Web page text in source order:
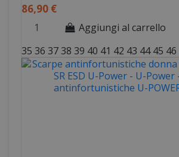
86,90 €
Aggiungi al carrello
35 36 3738 39 40 41 42 43 44 45 46